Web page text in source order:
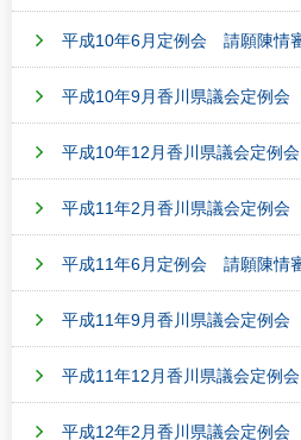
平成10年6月定例会 請願陳情
平成10年9月香川県議会定例
平成10年12月香川県議会定例
平成11年2月香川県議会定例
平成11年6月定例会 請願陳情
平成11年9月香川県議会定例
平成11年12月香川県議会定例
平成12年2月香川県議会定例